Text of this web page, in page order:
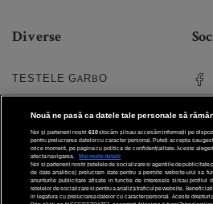
Diverse
TESTELE GARBO
HOROSCOP
HOROSCOPUL IUBIRII
FORUMURI
©
Nouă ne pasă ca datele tale personale să
Noi și partenerii noștri 610stocăm și/sau accesăm informații pe
pentru prelucrarea datelor cu caracter personal. Puteți accepta sau
orice moment, pe pagina cu politica de confidențialitate. Aceste
afecta navigarea.
Mai multe detalii
Noi si partenerii nostri (retelele de socializare si agentiile de publicitate
de date analitice) prelucram date pentru a permite website-ului sa
anunturile publicitare afisate in functie de interesele si/sau profilul
retelelor de socializare si pentru a analiza traficul pe website.
in legatura cu prelucrarea datelor cu caracter personal. Aceste